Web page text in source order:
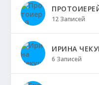
12 Записей
ИРИНА
6 Записей